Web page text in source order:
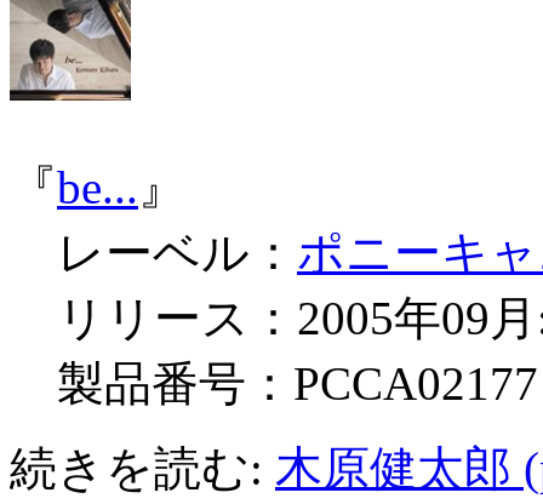
『be... 』
レーベル： ポニーキ
リリース：2005年09
製品番号：PCCA02177
続きを読む: 木原健太郎